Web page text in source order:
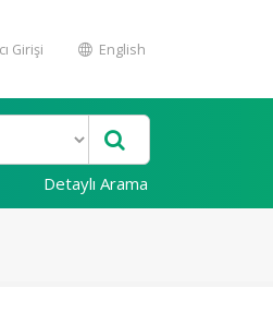
Girişi English
Detaylı Arama